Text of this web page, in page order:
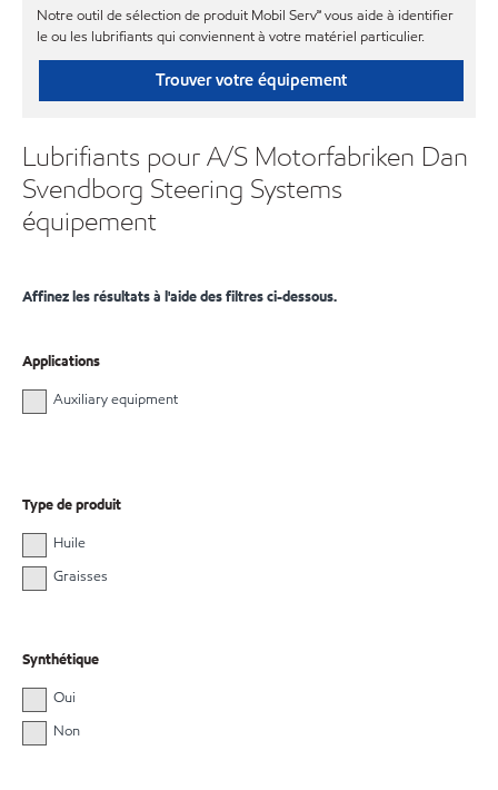
Notre outil de sélection de produit Mobil Serv℠ vous aide à identifier
le ou les lubrifiants qui conviennent à votre matériel particulier.
Trouver votre équipement
Lubrifiants pour A/S Motorfabriken Dan
Svendborg Steering Systems
équipement
Affinez les résultats à l'aide des filtres ci-dessous.
Applications
Auxiliary equipment
Type de produit
Huile
Graisses
Synthétique
Oui
Non